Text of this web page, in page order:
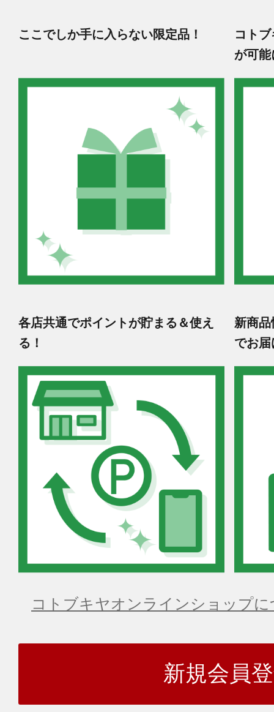
ここでしか手に入らない限定品！
コト
が可能
各店共通でポイントが貯まる＆使え
る！
新商
でお届
コトブキヤオンラインショップ